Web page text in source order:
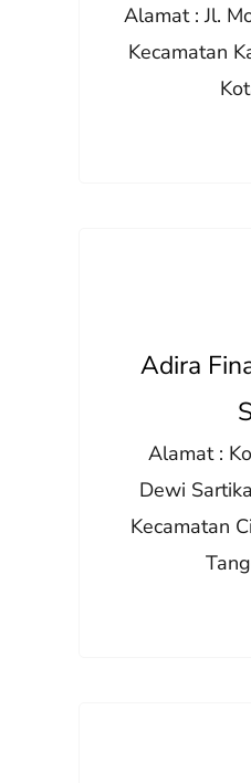
Alamat : Jl.
Kecamatan
Adira
Alamat :
Dewi
Kecamatan